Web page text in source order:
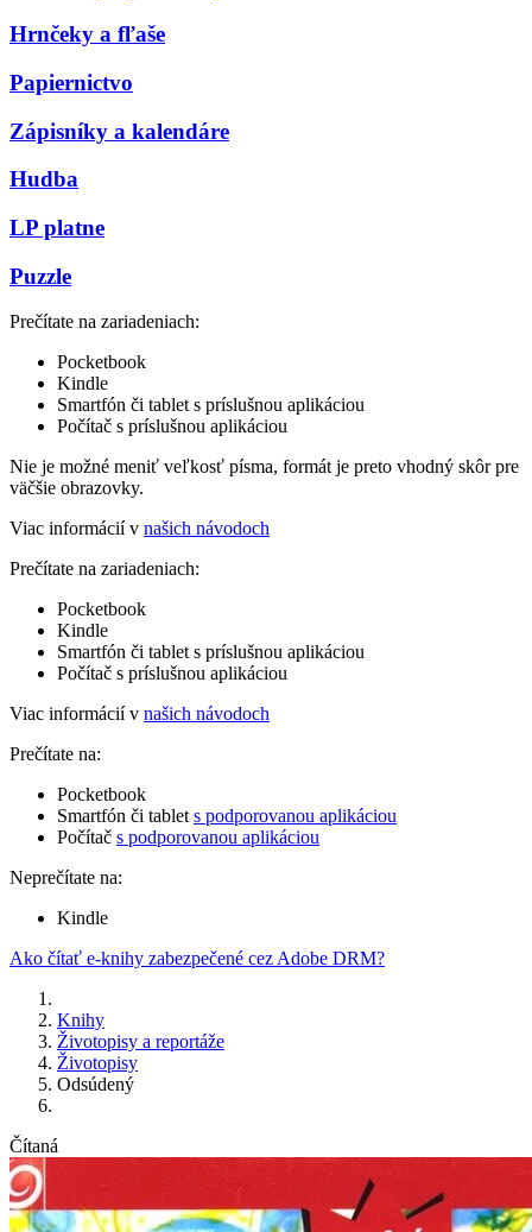
Hrnčeky a fľaše
Papiernictvo
Zápisníky a kalendáre
Hudba
LP platne
Puzzle
Prečítate na zariadeniach:
Pocketbook
Kindle
Smartfón či tablet s príslušnou aplikáciou
Počítač s príslušnou aplikáciou
Nie je možné meniť veľkosť písma, formát je preto vhodný skôr pre
väčšie obrazovky.
Viac informácií v našich návodoch
Prečítate na zariadeniach:
Pocketbook
Kindle
Smartfón či tablet s príslušnou aplikáciou
Počítač s príslušnou aplikáciou
Viac informácií v našich návodoch
Prečítate na:
Pocketbook
Smartfón či tablet s podporovanou aplikáciou
Počítač s podporovanou aplikáciou
Neprečítate na:
Kindle
Ako čítať e-knihy zabezpečené cez Adobe DRM?
Knihy
Životopisy a reportáže
Životopisy
Odsúdený
Čítaná